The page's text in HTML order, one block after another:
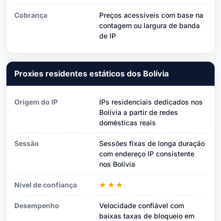
Cobrança
Preços acessíveis com base na
contagem ou largura de banda
de IP
Proxies residentes estáticos dos Bolívia
Origem do IP
IPs residenciais dedicados nos
Bolívia a partir de redes
domésticas reais
Sessão
Sessões fixas de longa duração
com endereço IP consistente
nos Bolívia
Nível de confiança ★★★
Desempenho
Velocidade confiável com
baixas taxas de bloqueio em